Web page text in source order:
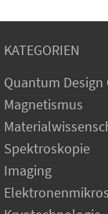
KATEGORIEN
Quantum
Magnetismus
Spektroskopie
Imaging